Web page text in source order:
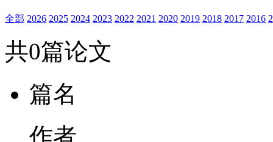
全部 2026 2025 2024 2023 2022 2021 2020 2019 2018 2017 2016
共0篇论文
篇名
作者